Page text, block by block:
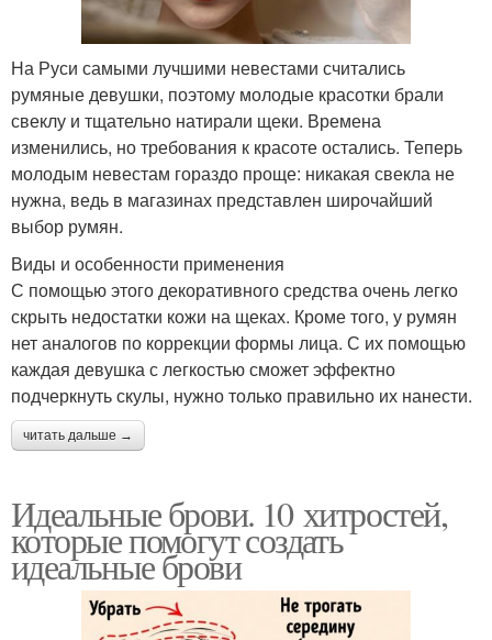
На Руси самыми лучшими невестами считались
румяные девушки, поэтому молодые красотки брали
свеклу и тщательно натирали щеки. Времена
изменились, но требования к красоте остались. Теперь
молодым невестам гораздо проще: никакая свекла не
нужна, ведь в магазинах представлен широчайший
выбор румян.
Виды и особенности применения
С помощью этого декоративного средства очень легко
скрыть недостатки кожи на щеках. Кроме того, у румян
нет аналогов по коррекции формы лица. С их помощью
каждая девушка с легкостью сможет эффектно
подчеркнуть скулы, нужно только правильно их нанести.
читать дальше →
Идеальные брови. 10 хитростей,
которые помогут создать
идеальные брови